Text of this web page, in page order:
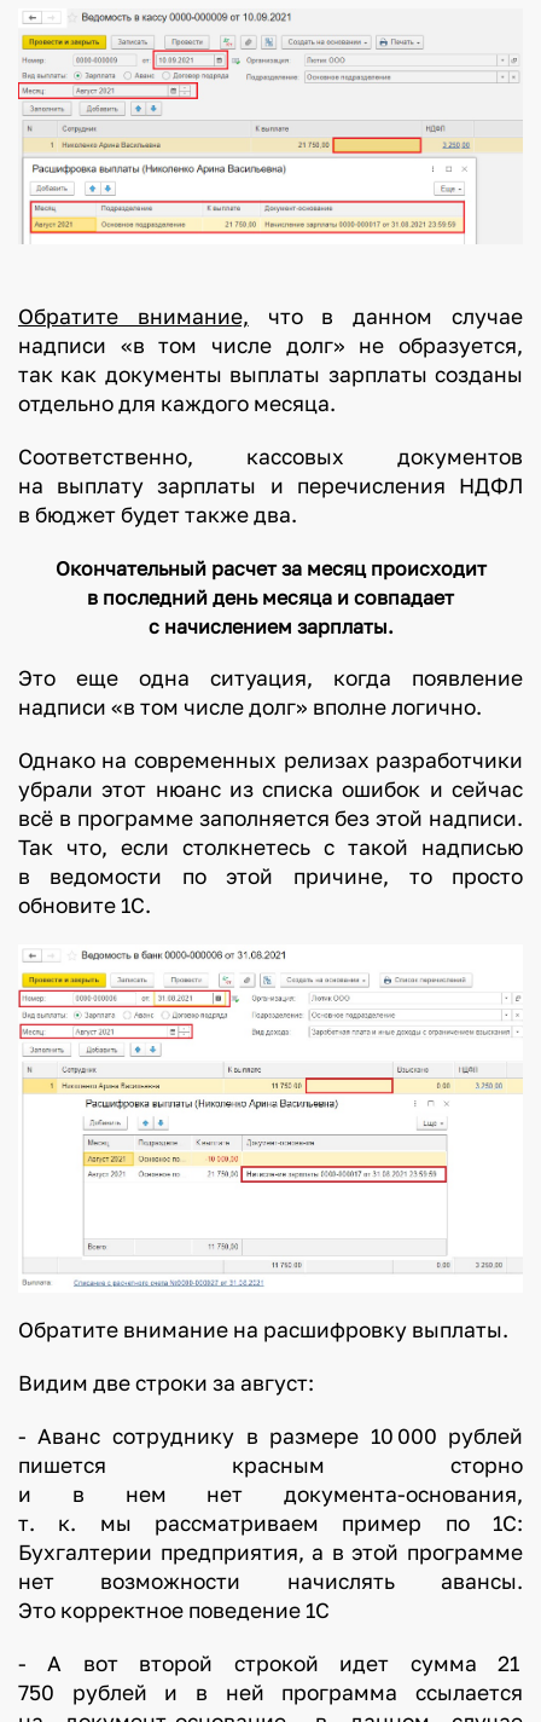
Обратите внимание, что в данном случае
надписи «в том числе долг» не образуется,
так как документы выплаты зарплаты созданы
отдельно для каждого месяца.
Соответственно, кассовых документов
на выплату зарплаты и перечисления НДФЛ
в бюджет будет также два.
Окончательный расчет за месяц происходит
в последний день месяца и совпадает
с начислением зарплаты.
Это еще одна ситуация, когда появление
надписи «в том числе долг» вполне логично.
Однако на современных релизах разработчики
убрали этот нюанс из списка ошибок и сейчас
всё в программе заполняется без этой надписи.
Так что, если столкнетесь с такой надписью
в ведомости по этой причине, то просто
обновите 1С.
Обратите внимание на расшифровку выплаты.
Видим две строки за август:
- Аванс сотруднику в размере 10 000 рублей
пишется красным сторно
и в нем нет документа-основания,
т. к. мы рассматриваем пример по 1С:
Бухгалтерии предприятия, а в этой программе
нет возможности начислять авансы.
Это корректное поведение 1С
- А вот второй строкой идет сумма 21
750 рублей и в ней программа ссылается